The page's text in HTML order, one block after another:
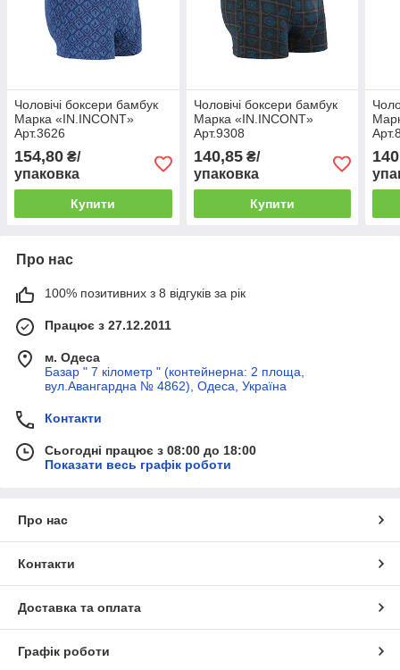
Чоловічі боксери бамбук
Марка «IN.INCONT»
Арт.3626
154,80 ₴/
упаковка
Купити
Чоловічі боксери бамбук
Марка «IN.INCONT»
Арт.9308
140,85₴/
упаковка
Купити
Про нас
100% позитивних з 8 відгуків за рік
Працює з 27.12.2011
м. Одеса
Базар " 7 кілометр " (контейнерна: 2 площа,
вул.Авангардна № 4862), Одеса, Україна
Контакти
Сьогодні працює з 08:00 до 18:00
Показати весь графік роботи
Про нас
Контакти
Доставка та оплата
Графік роботи